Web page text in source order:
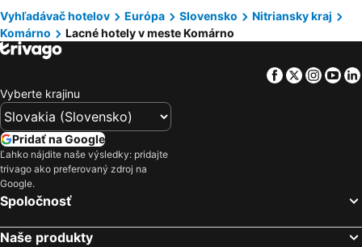
Fekete Macska Panzió
Hotel Arnold
Hotel Aqua
Grand Danube Hotel
St Peter Vini
M1 Laczházy Hotel Coffee & More
Apartmán Panoráma Nitra
Penzion Zlata Ryba
Elisa
Jonathan Bed&Pizza
Juno &Camping
Carrier Hotel
Keleti Kúria
Vyhľadávač hotelov Európa Slovensko
Nitriansky kraj
Komárno
Lacné hotely v meste Komárno
Facebook
Twitter
Vyberte krajinu
Pridať na Google
Ľahko nájdite naše výsledky: pridajte
trivago ako preferovaný zdroj na
Google.
Spoločnosť
Naše produkty